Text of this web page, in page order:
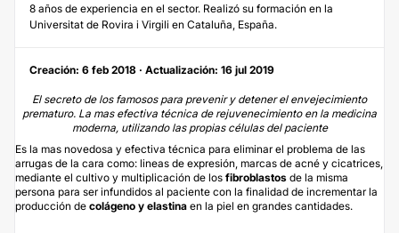
8 años de experiencia en el sector. Realizó su formación en la
Universitat de Rovira i Virgili en Cataluña, España.
Creación: 6 feb 2018 · Actualización: 16 jul 2019
El secreto de los famosos para prevenir y detener el envejecimiento
prematuro. La mas efectiva técnica de rejuvenecimiento en la medicina
moderna, utilizando las propias células del paciente
Es la mas novedosa y efectiva técnica para eliminar el problema de las
arrugas de la cara como: lineas de expresión, marcas de acné y cicatrices,
mediante el cultivo y multiplicación de los fibroblastos de la misma
persona para ser infundidos al paciente con la finalidad de incrementar la
producción de colágeno y elastina en la piel en grandes cantidades.